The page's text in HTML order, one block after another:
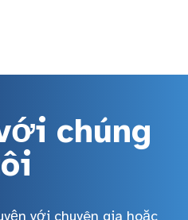
chúng
với chuyên gia hoặc